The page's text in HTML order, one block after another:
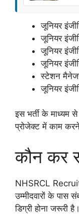
जूनियर
जूनियर
जूनियर
जूनियर
स्टेशन
जूनियर
इस भर्ती के माध्यम
प्रोजेक्ट में काम
कौन कर
NHSRCL
उम्मीदवारों के पास
डिग्री होना जरूरी